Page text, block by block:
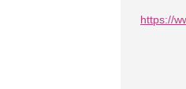
https://